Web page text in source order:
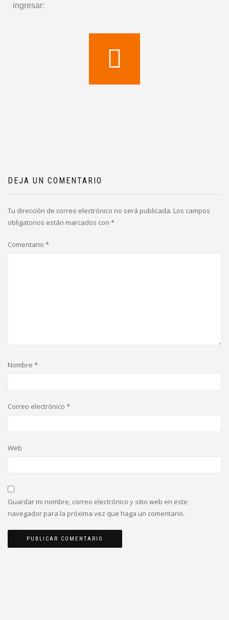
ingresar:
DEJA UN COMENTARIO
Tu dirección de correo electrónico no será publicada. Los campos
obligatorios están marcados con *
Comentario *
Nombre *
Correo electrónico *
Web
Guardar mi nombre, correo electrónico y sitio web en este
navegador para la próxima vez que haga un comentario.